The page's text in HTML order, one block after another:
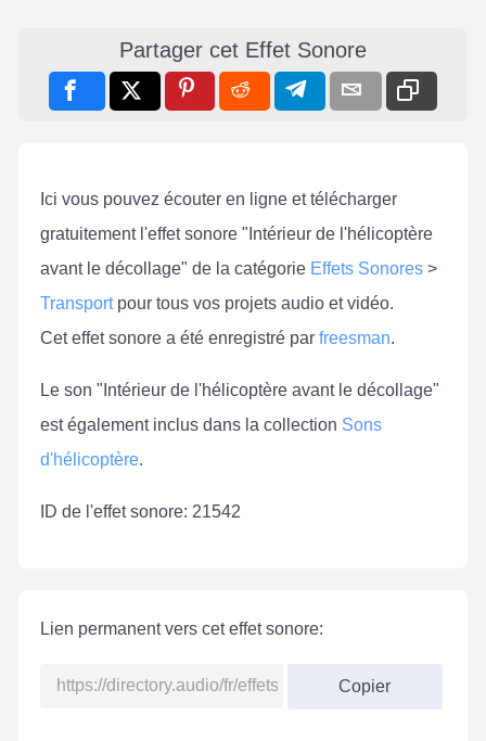
Partager cet Effet Sonore
Ici vous pouvez écouter en ligne et télécharger
gratuitement l'effet sonore "Intérieur de l'hélicoptère
avant le décollage" de la catégorie Effets Sonores >
Transportpour tous vos projets audio et vidéo.
Cet effet sonore a été enregistré par freesman.
Le son "Intérieur de l'hélicoptère avant le décollage"
est également inclus dans la collection Sons
d'hélicoptère.
ID de l'effet sonore: 21542
Lien permanent vers cet effet sonore:
Copier